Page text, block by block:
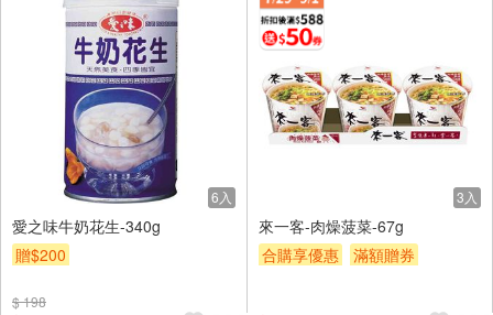
6入
愛之味牛奶花生-340g
贈$200
$ 198
3入
來一客-肉燥菠菜-67g
合購享優惠
滿額贈券